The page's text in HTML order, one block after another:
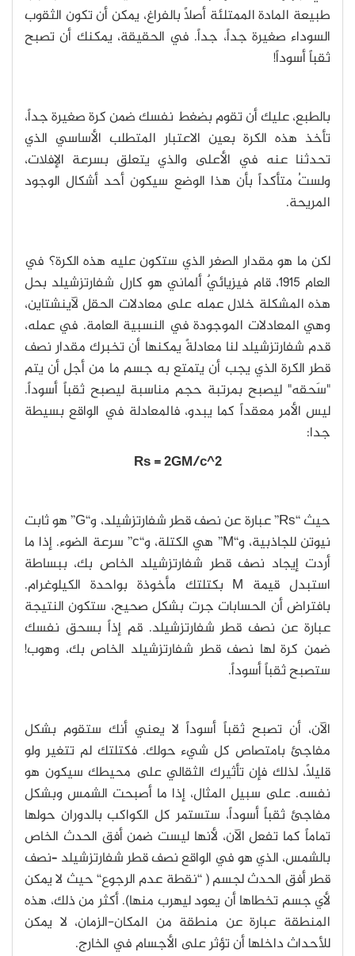
طبيعة المادة الممتلئة أصلاً بالفراغ، يمكن أن تكون الثقوب
السوداء صغيرة جداً، جداً. في الحقيقة، يمكنك أن تصبح
ثقباً أسوداً!
بالطبع، عليك أن تقوم بضغط نفسك ضمن كرة صغيرة جداً،
تأخذ هذه الكرة بعين الاعتبار المتطلب الأساسي الذي
تحدثنا عنه في الأعلى والذي يتعلق بسرعة الإفلات،
ولستُ متأكداً بأن هذا الوضع سيكون أحد أشكال الوجود
المريحة.
لكن ما هو مقدار الصغر الذي ستكون عليه هذه الكرة؟ في
العام 1915، قام فيزيائيٌ ألماني هو كارل شفارتزشيلد بحل
هذه المشكلة خلال عمله على معادلات الحقل لآينشتاين،
وهي المعادلات الموجودة في النسبية العامة. في عمله،
قدم شفارتزشيلد لنا معادلةً يمكنها أن تخبرك مقدار نصف
قطر الكرة الذي يجب أن يتمتع به جسم ما من أجل أن يتم
"سَحقه" ليصبح بمرتبة حجم مناسبة ليصبح ثقباً أسوداً.
ليس الأمر معقداً كما يبدو، فالمعادلة في الواقع بسيطة
جدا:
Rs = 2GM/c^2
حيث “Rs” عبارة عن نصف قطر شفارتزشيلد، و“G” هو ثابت
نيوتن للجاذبية، و“M” هي الكتلة، و“c” سرعة الضوء. إذا ما
أردت إيجاد نصف قطر شفارتزشيلد الخاص بك، ببساطة
استبدل قيمة M بكتلتك مأخوذة بواحدة الكيلوغرام.
بافتراض أن الحسابات جرت بشكل صحيح، ستكون النتيجة
عبارة عن نصف قطر شفارتزشيلد. قم إذاً بسحق نفسك
ضمن كرة لها نصف قطر شفارتزشيلد الخاص بك، وهوب!
ستصبح ثقباً أسوداً.
الآن، أن تصبح ثقباً أسوداً لا يعني أنك ستقوم بشكل
مفاجئ بامتصاص كل شيء حولك. فكتلتك لم تتغير ولو
قليلاً، لذلك فإن تأثيرك الثقالي على محيطك سيكون هو
نفسه. على سبيل المثال، إذا ما أصبحت الشمس وبشكل
مفاجئ ثقباً أسوداً، ستستمر كل الكواكب بالدوران حولها
تماماً كما تفعل الآن، لأنها ليست ضمن أفق الحدث الخاص
بالشمس، الذي هو في الواقع نصف قطر شفارتزشيلد –نصف
قطر أفق الحدث لجسم ( ‘‘نقطة عدم الرجوع‘‘ حيث لا يمكن
لأي جسم تخطاها أن يعود ليهرب منها). أكثر من ذلك، هذه
المنطقة عبارة عن منطقة من المكان-الزمان، لا يمكن
للأحداث داخلها أن تؤثر على الأجسام في الخارج.